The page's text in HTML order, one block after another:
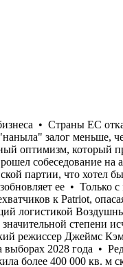
перехватчиков к Patriot, опасаясь потратить все запасы • США отказали Украине в назначении Умерова послом • Стефанишина "наныла" залог меньше, чем просил адвокат • Бывший командующий логистикой Воздушных сил Андрей Украинец получил новое подозрение по коррупционному делу • «Осторожный оптимизм, который преобладал у украинской стороны в начале лета, в значительной степени исчез», - Юлиан Репке • «Моя твоя не понимай»: Кандидат в судьи МУС от Украины не прошел собеседование на английском и французском языках • Голливудский режиссер Джеймс Кэмерон намекнул на возможное завершение карьеры • Трамп заявил спонсорам Республиканской партии, что хотел бы видеть Джей Ди Вэнса кандидатом на выборах 2028 года • Редакция украинской службы вещания «Голос Америки» после прекращения работы в марте 2025 года возобновляет ее • Только с начала июля Россия уничтожила более 400 000 кв. м складов и логистических комплексов украинского бизнеса • Страны ЕС отказываются от передачи Украине перехватчиков к Patriot, опасаясь потратить все запасы • США отказали Украине в назначении Умерова послом • Стефанишина "наныла" залог меньше, чем просил адвокат • Бывший командующий